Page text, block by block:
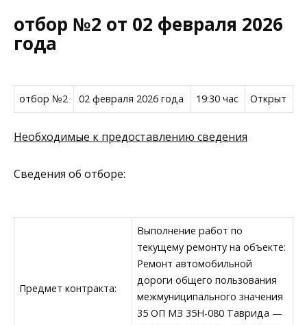
отбор №2 от 02 февраля 2026
года
отбор №2 02 февраля 2026 года 19:30 час Открыт
Необходимые к предоставлению сведения
Сведения об отборе:
Предмет контракта:
Выполнение работ по
текущему ремонту на объекте:
Ремонт автомобильной
дороги общего пользования
межмуниципального значения
35 ОП МЗ 35Н-080 Таврида —